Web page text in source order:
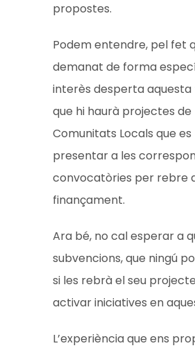
propostes.
Podem entendre, pel fet
demanat de forma
interès desperta
que hi haurà projectes de
Comunitats Locals que
presentar a les
convocatòries per rebre
finançament.
Ara bé, no cal esperar a
subvencions, que ningú
si les rebrà el seu
activar iniciatives en
L’experiència que ens